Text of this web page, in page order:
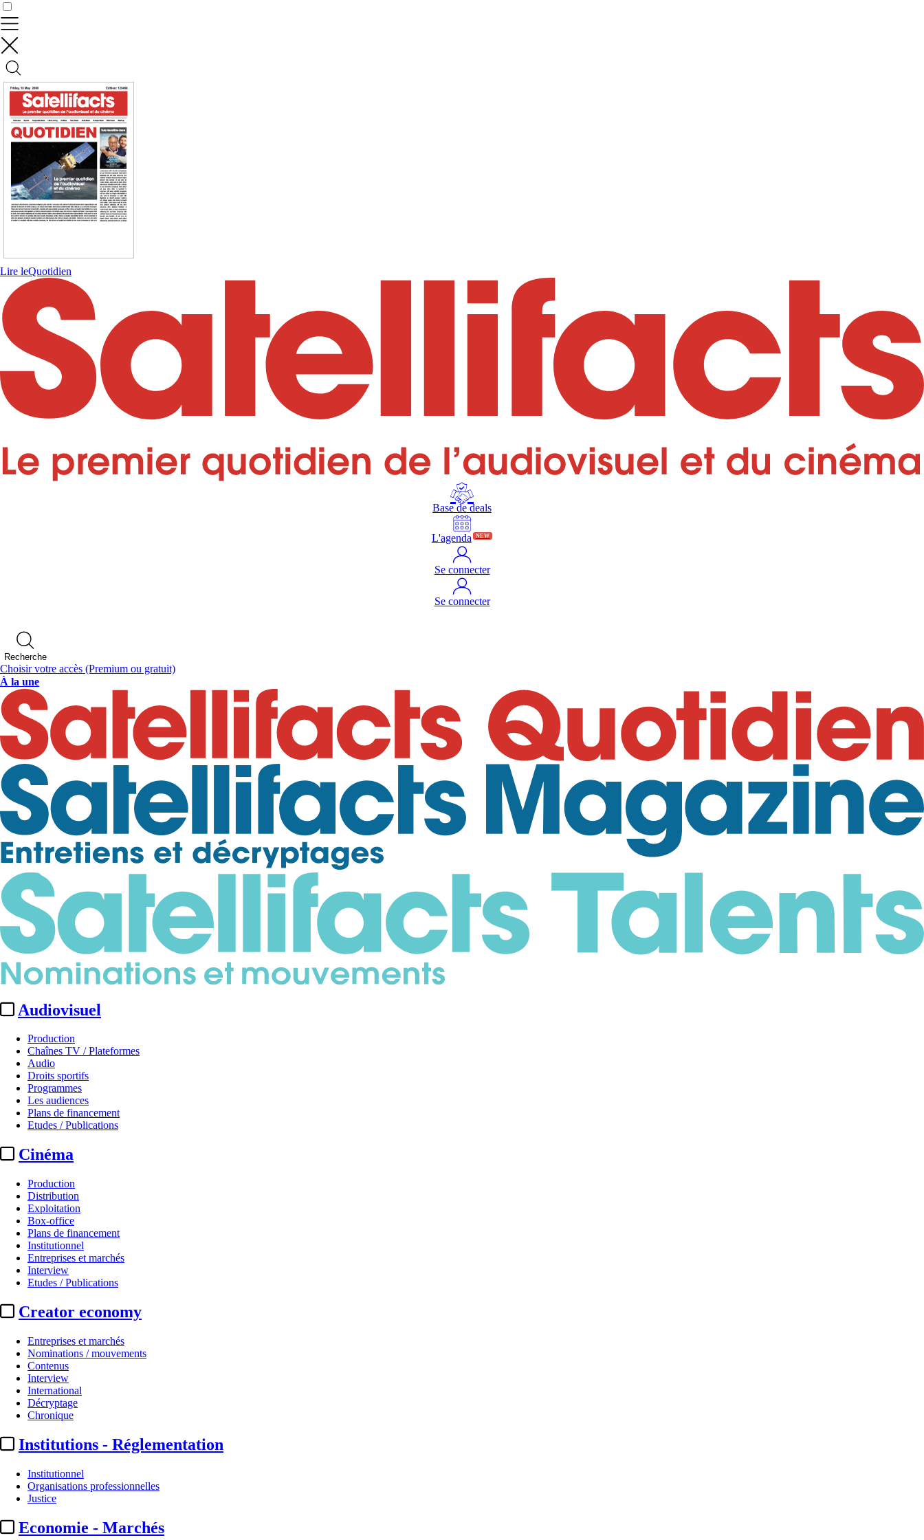
Lire leQuotidien
Base de deals
L'agenda NEW
Se connecter
Se connecter
Recherche
Choisir votre accès (Premium ou gratuit)
À la une
Audiovisuel
Production
Chaînes TV / Plateformes
Audio
Droits sportifs
Programmes
Les audiences
Plans de financement
Etudes / Publications
Cinéma
Production
Distribution
Exploitation
Box-office
Plans de financement
Institutionnel
Entreprises et marchés
Interview
Etudes / Publications
Creator economy
Entreprises et marchés
Nominations / mouvements
Contenus
Interview
International
Décryptage
Chronique
Institutions - Réglementation
Institutionnel
Organisations professionnelles
Justice
Economie - Marchés
Canal+ / Cinéma :
Actualité n° 314014
...
Contrôler vos données